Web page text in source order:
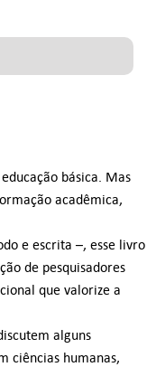
básica. Mas
acadêmica,
e escrita –, esse livro
de pesquisadores
que valorize a
alguns
ciências humanas,